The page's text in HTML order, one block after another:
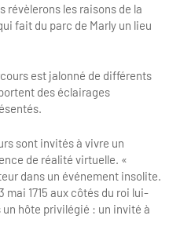
révèlerons les raisons de la
fait du parc de Marly un lieu
est jalonné de différents
des éclairages
sont invités à vivre un
de réalité virtuelle. «
dans un événement insolite.
mai 1715 aux côtés du roi lui-
hôte privilégié : un invité à